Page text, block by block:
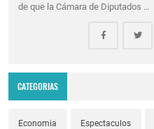
de que la Cámara de Diputados …
CATEGORIAS
Economia Espectaculos